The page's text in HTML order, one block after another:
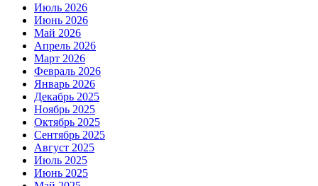
Июль 2026
Июнь 2026
Май 2026
Апрель 2026
Март 2026
Февраль 2026
Январь 2026
Декабрь 2025
Ноябрь 2025
Октябрь 2025
Сентябрь 2025
Август 2025
Июль 2025
Июнь 2025